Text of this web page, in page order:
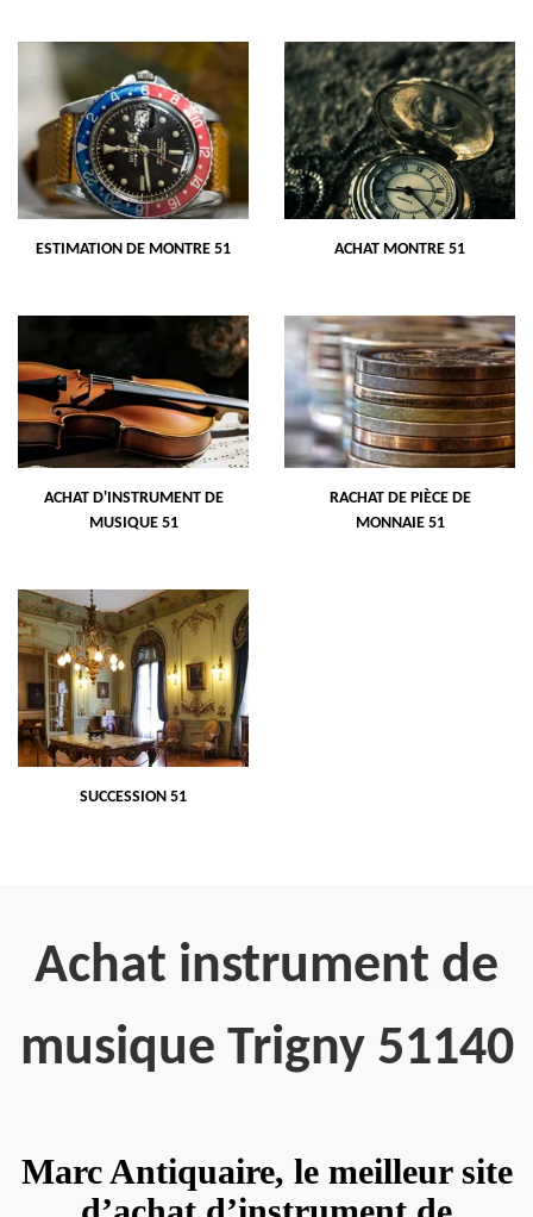
ESTIMATION DE MONTRE 51 ACHAT MONTRE 51
ACHAT D'INSTRUMENT DE
MUSIQUE 51
RACHAT DE PIÈCE DE
MONNAIE 51
SUCCESSION 51
Achat instrument de
musique Trigny 51140
Marc Antiquaire, le meilleur site